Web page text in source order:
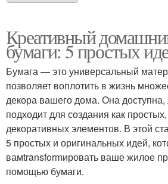
Креативный
бумаги: 5 простых
Бумага — это универсальный
позволяет воплотить в жизнь
декора вашего дома. Она доступна,
подходит для создания как
декоративных элементов. В этой
5 простых и оригинальных идей,
вамtransformировать ваше жилое
помощью бумаги.